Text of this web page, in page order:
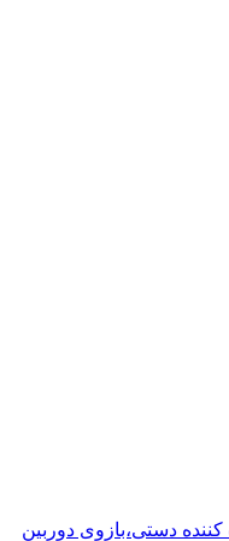
کننده دستی،بازوی دوربین